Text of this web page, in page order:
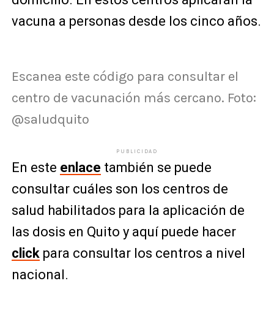
vacuna a personas desde los cinco años.
Escanea este código para consultar el
centro de vacunación más cercano. Foto:
@saludquito
PUBLICIDAD
En este enlace también se puede
consultar cuáles son los centros de
salud habilitados para la aplicación de
las dosis en Quito y aquí puede hacer
click para consultar los centros a nivel
nacional.